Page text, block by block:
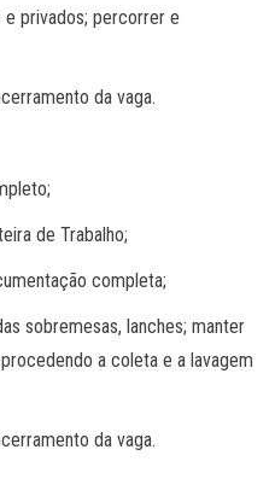
privados; percorrer e
da vaga.
de Trabalho;
completa;
sobremesas, lanches; manter
a coleta e a lavagem
da vaga.